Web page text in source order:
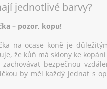
jednotlivé barvy?
– pozor, kopu!
na ocase koně je
že kůň má sklony ke
bezpečnou
by měl každý jednat s